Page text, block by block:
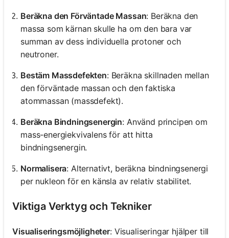
Beräkna den Förväntade Massan: Beräkna den
massa som kärnan skulle ha om den bara var
summan av dess individuella protoner och
neutroner.
Bestäm Massdefekten: Beräkna skillnaden mellan
den förväntade massan och den faktiska
atommassan (massdefekt).
Beräkna Bindningsenergin: Använd principen om
mass-energiekvivalens för att hitta
bindningsenergin.
Normalisera: Alternativt, beräkna bindningsenergi
per nukleon för en känsla av relativ stabilitet.
Viktiga Verktyg och Tekniker
Visualiseringsmöjligheter: Visualiseringar hjälper till